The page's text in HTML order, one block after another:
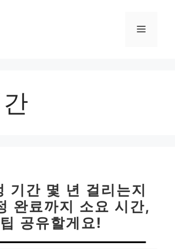
메
기간 몇 년 걸리는지
완료까지 소요 시간,
공유할게요!